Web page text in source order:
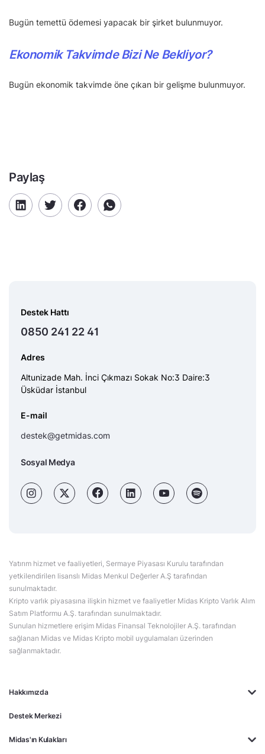
Bugün temettü ödemesi yapacak bir şirket bulunmuyor.
Ekonomik Takvimde Bizi Ne Bekliyor?
Bugün ekonomik takvimde öne çıkan bir gelişme bulunmuyor.
Paylaş
Hakkımızda
Destek Merkezi
Midas'ın Kulakları
Destek Hattı
0850 241 22 41
Adres
Altunizade Mah. İnci Çıkmazı Sokak No:3 Daire:3
Üsküdar İstanbul
E-mail
destek@getmidas.com
Sosyal Medya
Yatırım hizmet ve faaliyetleri, Sermaye Piyasası Kurulu tarafından
yetkilendirilen lisanslı Midas Menkul Değerler A.Ş tarafından
sunulmaktadır.
Kripto varlık piyasasına ilişkin hizmet ve faaliyetler Midas Kripto Varlık Alım
Satım Platformu A.Ş. tarafından sunulmaktadır.
Sunulan hizmetlere erişim Midas Finansal Teknolojiler A.Ş. tarafından
sağlanan Midas ve Midas Kripto mobil uygulamaları üzerinden
sağlanmaktadır.